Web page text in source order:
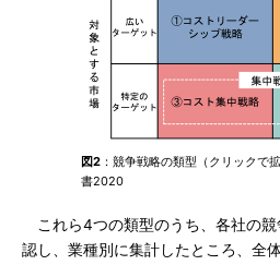
図2 ：競争戦略の類型（クリックで
書2020
これら4つの類型のうち、各社の
認し、業種別に集計したところ、全